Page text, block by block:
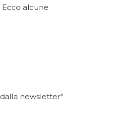
alcune
newsletter"